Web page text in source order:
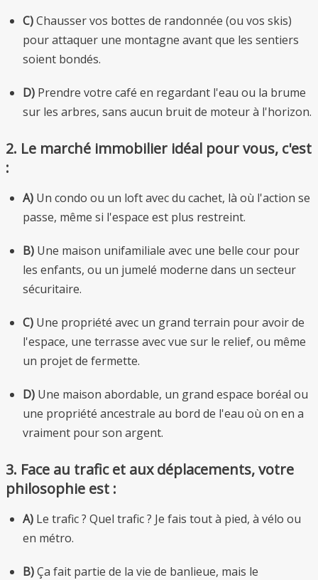
C)Chausser vos bottes de randonnée (ou vos skis)
pour attaquer une montagne avant que les sentiers
soient bondés.
D) Prendre votre café en regardant l'eau ou la brume
sur les arbres, sans aucun bruit de moteur à l'horizon.
2. Le marché immobilier idéal pour vous, c'est
:
A) Un condo ou un loft avec du cachet, là où l'action se
passe, même si l'espace est plus restreint.
B) Une maison unifamiliale avec une belle cour pour
les enfants, ou un jumelé moderne dans un secteur
sécuritaire.
C) Une propriété avec un grand terrain pour avoir de
l'espace, une terrasse avec vue sur le relief, ou même
un projet de fermette.
D) Une maison abordable, un grand espace boréal ou
une propriété ancestrale au bord de l'eau où on en a
vraiment pour son argent.
3. Face au trafic et aux déplacements, votre
philosophie est :
A) Le trafic ? Quel trafic ? Je fais tout à pied, à vélo ou
en métro.
B)Ça fait partie de la vie de banlieue, mais le